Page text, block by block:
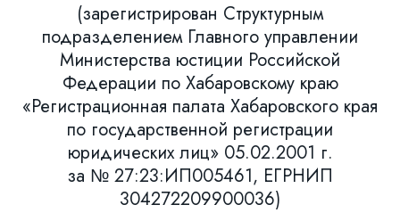
(зарегистрирован Структурным
подразделением Главного управлении
Министерства юстиции Российской
Федерации по Хабаровскому краю
«Регистрационная палата Хабаровского края
по государственной регистрации
юридических лиц» 05.02.2001 г.
за № 27:23:ИП005461, ЕГРНИП
304272209900036)